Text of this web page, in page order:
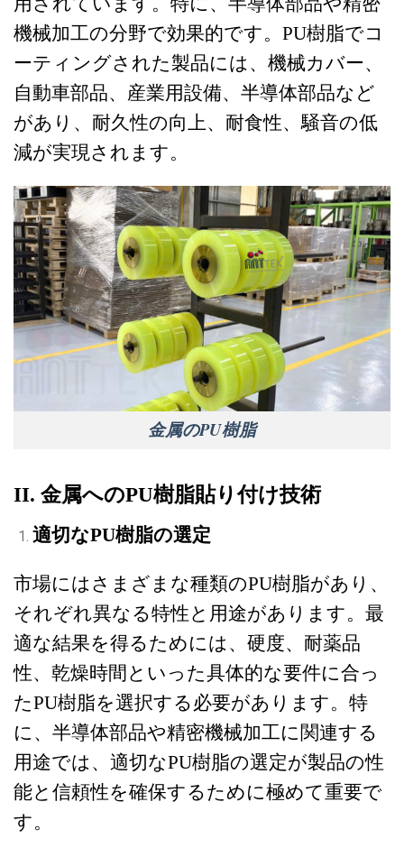
機械加工の分野で効果的です。PU樹脂でコ
ーティングされた製品には、機械カバー、
自動車部品、産業用設備、半導体部品など
があり、耐久性の向上、耐食性、騒音の低
減が実現されます。
金属のPU樹脂
II. 金属へのPU樹脂貼り付け技術
適切なPU樹脂の選定
市場にはさまざまな種類のPU樹脂があり、
それぞれ異なる特性と用途があります。最
適な結果を得るためには、硬度、耐薬品
性、乾燥時間といった具体的な要件に合っ
たPU樹脂を選択する必要があります。特
に、半導体部品や精密機械加工に関連する
用途では、適切なPU樹脂の選定が製品の性
能と信頼性を確保するために極めて重要で
す。